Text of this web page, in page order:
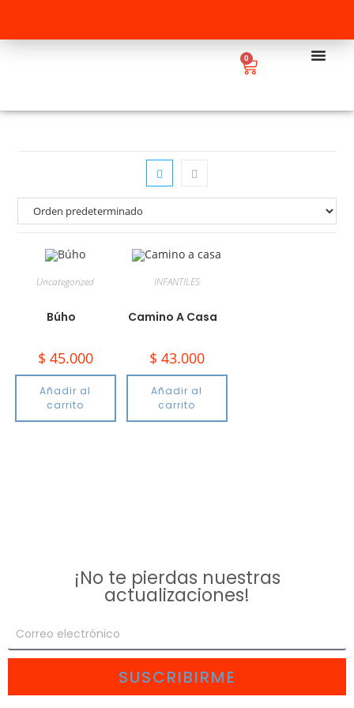
0
Uncategorized
Búho
$ 45.000
Añadir al
carrito
INFANTILES
Camino A Casa
$ 43.000
Añadir al
carrito
¡No te pierdas nuestras
actualizaciones!
SUSCRIBIRME